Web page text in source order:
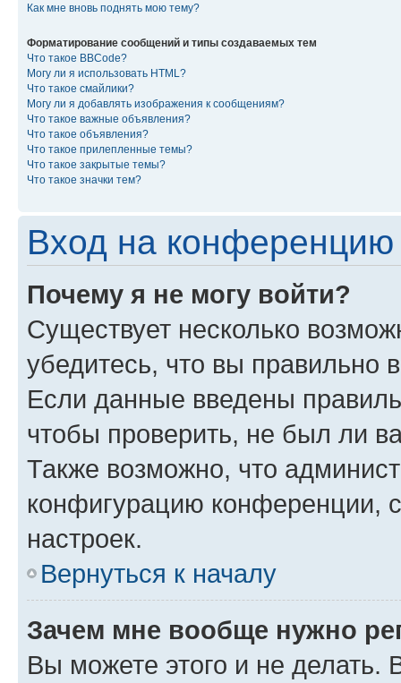
Как мне вновь поднять мою тему?
Форматирование сообщений и типы создаваемых тем
Что такое BBCode?
Могу ли я использовать HTML?
Что такое смайлики?
Могу ли я добавлять изображения к сообщениям?
Что такое важные объявления?
Что такое объявления?
Что такое прилепленные темы?
Что такое закрытые темы?
Что такое значки тем?
Вход на конференцию
Почему я не могу войти?
Существует несколько
убедитесь, что вы правильно
Если данные введены
чтобы проверить, не был ли
Также возможно, что
конфигурацию конференции,
настроек.
Вернуться к началу
Зачем мне вообще нужно
Вы можете этого и не делать.